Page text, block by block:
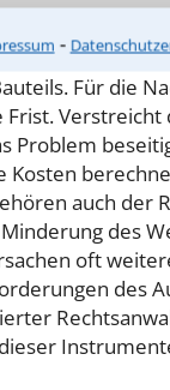
⁃
zum
Für die
Verstreicht
Problem
auch der
des
oft
des